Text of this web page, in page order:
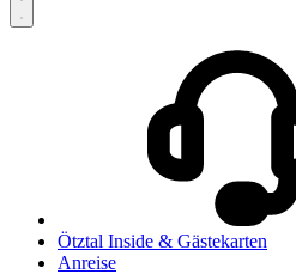
Ötztal Inside & Gästekarten
Anreise